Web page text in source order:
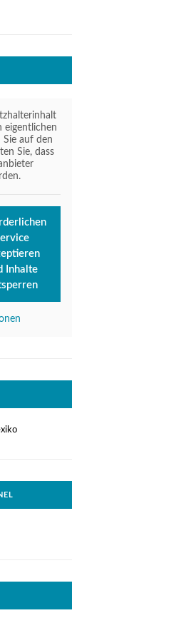
eigentlichen
Sie auf den
Sie, dass
Inhalte